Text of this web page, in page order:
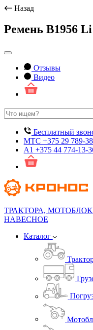
Назад
Ремень B1956
Отзывы
Видео
Бесплатный
МТС +375 29 789-
А1 +375 44 774-13-
ТРАКТОРА,
НАВЕСНОЕ
Каталог